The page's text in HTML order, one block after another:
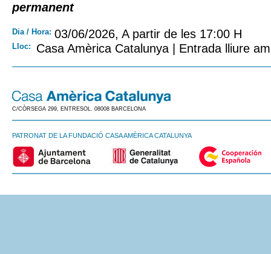
permanent
Dia / Hora: 03/06/2026, A partir de les 17:00 H
Lloc: Casa Amèrica Catalunya | Entrada lliure
C/CÒRSEGA 299, ENTRESOL. 08008 BARCELONA
PATRONAT DE LA FUNDACIÓ CASA AMÈRICA CATALUNYA